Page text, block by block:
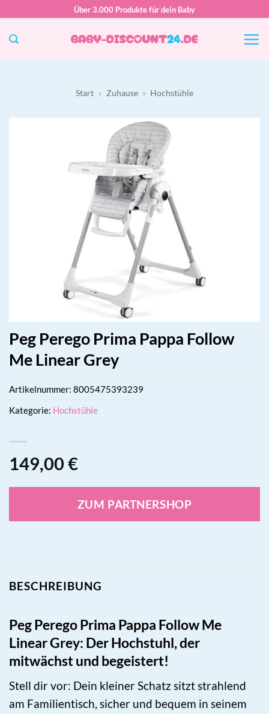
springen
Über 3.000 Produkte für dein Baby
Start » Zuhause » Hochstühle
Peg Perego Prima Pappa Follow
Me Linear Grey
149,00 €
ZUM PARTNERSHOP
Artikelnummer: 8005475393239
Kategorie: Hochstühle
BESCHREIBUNG
Peg Perego Prima Pappa Follow Me
Linear Grey: Der Hochstuhl, der
mitwächst und begeistert!
Stell dir vor: Dein kleiner Schatz sitzt strahlend
am Familientisch, sicher und bequem in seinem